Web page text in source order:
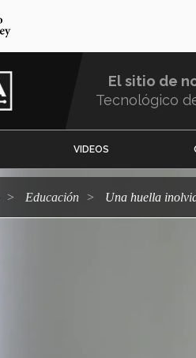
El sitio de
Tecnológico
VIDEOS
Educación Una huella